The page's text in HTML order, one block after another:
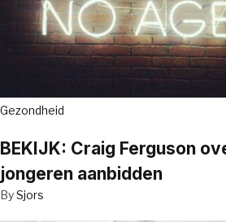
Gezondheid
BEKIJK: Craig Ferguson
jongeren aanbidden
BySjors